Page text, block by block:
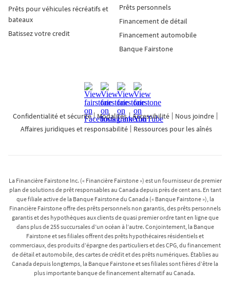
Prêts pour véhicules récréatifs et
bateaux
Batissez votre credit
Prêts personnels
Financement de détail
Financement automobile
Banque Fairstone
Confidentialité et sécurité Modalités Accessibilité
Nous joindre
Affaires juridiques et responsabilité
Ressources pour les aînés
La Financière Fairstone Inc. (« Financière Fairstone ») est un fournisseur de premier
plan de solutions de prêt responsables au Canada depuis près de cent ans. En tant
que filiale active de la Banque Fairstone du Canada (« Banque Fairstone »), la
Financière Fairstone offre des prêts personnels non garantis, des prêts personnels
garantis et des hypothèques aux clients de quasi premier ordre tant en ligne que
dans plus de 255 succursales d’un océan à l’autre. Conjointement, la Banque
Fairstone et ses filiales offrent des prêts hypothécaires résidentiels et
commerciaux, des produits d’épargne des particuliers et des CPG, du financement
de détail et automobile, des cartes de crédit et des prêts numériques. Établies au
Canada depuis longtemps, la Banque Fairstone et ses filiales sont fières d’être la
plus importante banque de financement alternatif au Canada.